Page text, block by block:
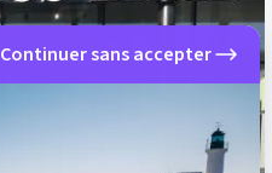
Continuer sans accepter